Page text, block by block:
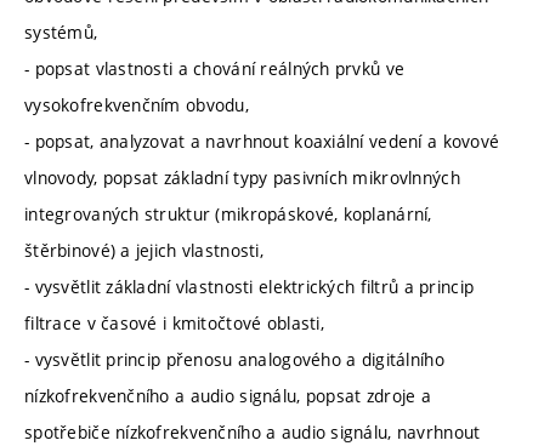
systémů,
- popsat vlastnosti a chování reálných prvků ve
vysokofrekvenčním obvodu,
- popsat, analyzovat a navrhnout koaxiální vedení a kovové
vlnovody, popsat základní typy pasivních mikrovlnných
integrovaných struktur (mikropáskové, koplanární,
štěrbinové) a jejich vlastnosti,
- vysvětlit základní vlastnosti elektrických filtrů a princip
filtrace v časové i kmitočtové oblasti,
- vysvětlit princip přenosu analogového a digitálního
nízkofrekvenčního a audio signálu, popsat zdroje a
spotřebiče nízkofrekvenčního a audio signálu, navrhnout